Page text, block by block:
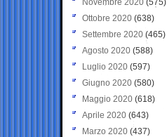
Novembre 2020 (575)
Ottobre 2020 (638)
Settembre 2020(465)
Agosto 2020 (588)
Luglio 2020 (597)
Giugno 2020 (580)
Maggio 2020 (618)
Aprile 2020 (643)
Marzo 2020 (437)